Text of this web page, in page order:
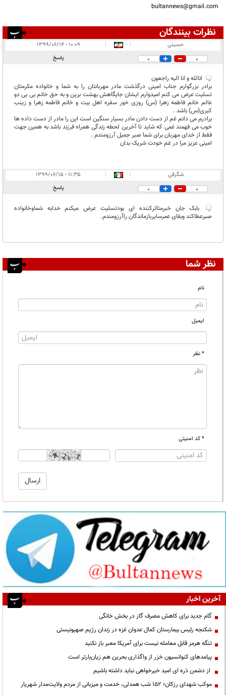
bultannews@gmail.com
نظرات بینندگان
در انتظار بررسی:
حسینی |
|
۱۰:۰۹ - ۱۳۹۹/۰۶/۱۴
0
0 پاسخ
انالله و انا الیه راجعون
برادر بزرگوارم جناب امینی درگذشت مادر مهربانتان را به شما و خانواده مکرمتان
تسلیت عرض می کنم امیدوارم ایشان جایگاهش بهشت برین و به حق خانم بی بی دو
عالم خانم فاطمه زهرا (س) روزی خور سفره اهل بیت و خانم فاطمه زهرا و زینب
کبری(س) باشد .
برادرم می دانم غم از دست دادن مادر بسیار سنگین است این را مادر از دست داده ها
خوب می فهمند غمی که شاید تا آخرین لحطه زندگی همراه فرزند باشد به همین جهت
فقط از خدای مهربان برای شما صبر جمیل آرزومندم .
امینی عزیز مرا در غم خودت شریک بدان
شگرفی |
|
۱۱:۳۵ - ۱۳۹۹/۰۶/۱۵
0
0 پاسخ
بابک جان خبرمتاثرکننده ای بودتسلیت عرض میکنم خدابه شماوخانواده
صبرعطاکند وبقای عمرسایربازماندگان راآرزومندم.
نظر شما
نام
ایمیل
* نظر
* کد امنیتی
آخرین اخبار
گام جدید برای کاهش مصرف گاز در بخش خانگی
شکنجه رئیس بیمارستان کمال عدوان غزه در زندان رژیم صهیونیستی
تنگه هرمز قابل معامله نیست برای آمریکا معبر باز نکنید
پیامدهای کنوانسیون خزر از واگذاری بحرین هم زیان‌بارتر است
از دشمن ذره ای امید خیرخواهی نباید داشته باشیم
موکب شهدای رزکان؛ ۱۵۲ شب همدلی، خدمت و میزبانی از مردم ولایت‌مدار شهریار